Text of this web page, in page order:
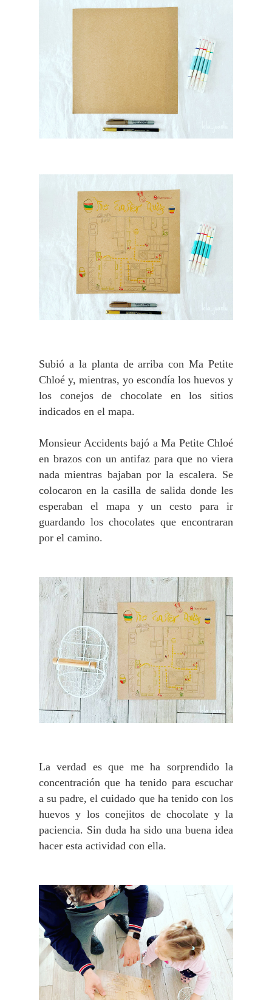
Subió a la planta de arriba con Ma Petite
Chloé y, mientras, yo escondía los huevos y
los conejos de chocolate en los sitios
indicados en el mapa.
Monsieur Accidents bajó a Ma Petite Chloé
en brazos con un antifaz para que no viera
nada mientras bajaban por la escalera. Se
colocaron en la casilla de salida donde les
esperaban el mapa y un cesto para ir
guardando los chocolates que encontraran
por el camino.
La verdad es que me ha sorprendido la
concentración que ha tenido para escuchar
a su padre, el cuidado que ha tenido con los
huevos y los conejitos de chocolate y la
paciencia. Sin duda ha sido una buena idea
hacer esta actividad con ella.